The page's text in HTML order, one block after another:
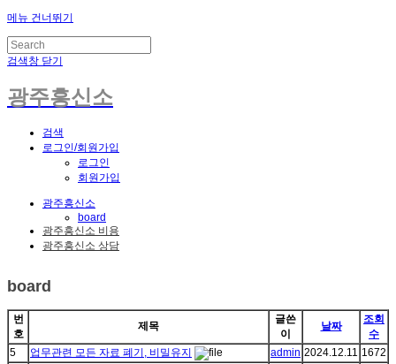
메뉴 건너뛰기
검색창 닫기
광주흥신소
검색
로그인/회원가입
로그인
회원가입
광주흥신소
board
광주흥신소 비용
광주흥신소 상담
board
번
호
제목
글쓴
이
날짜
조회
수
5
업무관련 모든 자료 폐기, 비밀유지 admin 2024.12.11 1672